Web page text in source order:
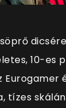
10-es
Eurogamer
tízes